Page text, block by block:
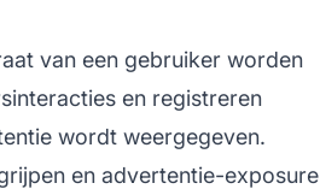
van een gebruiker worden
en registreren
wordt weergegeven.
en advertentie-exposure